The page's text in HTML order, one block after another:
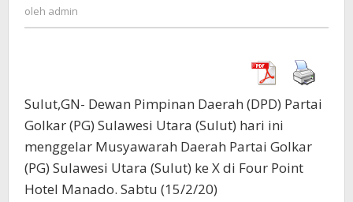
oleh admin
Sulut,GN- Dewan Pimpinan Daerah (DPD) Partai
Golkar (PG) Sulawesi Utara (Sulut) hari ini
menggelar Musyawarah Daerah Partai Golkar
(PG) Sulawesi Utara (Sulut) ke X di Four Point
Hotel Manado. Sabtu (15/2/20)